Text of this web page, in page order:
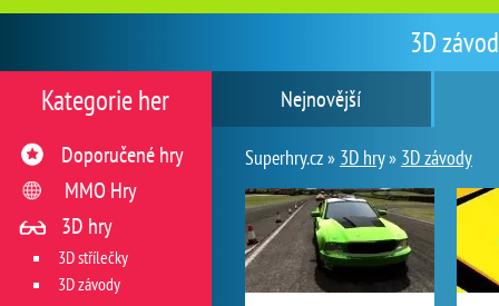
3D
Nejnovější
Superhry.cz » 3D hry» 3D závody
Kategorie her
Doporučené hry
MMO Hry
3D hry
3D střílečky
3D závody